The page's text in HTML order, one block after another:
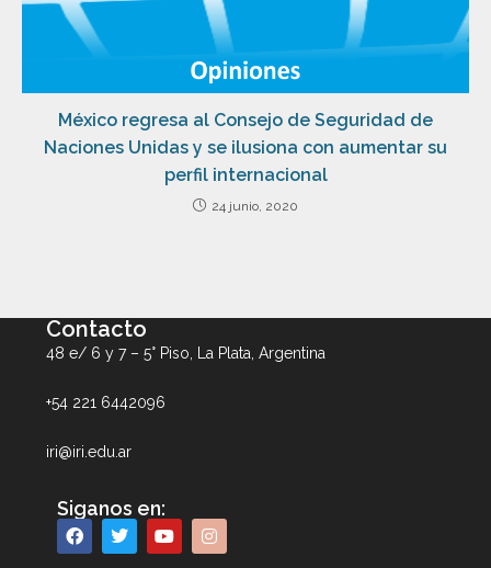
México regresa al Consejo de Seguridad de
Naciones Unidas y se ilusiona con aumentar su
perfil internacional
24 junio, 2020
Contacto
48 e/ 6 y 7 – 5° Piso, La Plata, Argentina
+54 221 6442096
iri@iri.edu.ar
Siganos en: